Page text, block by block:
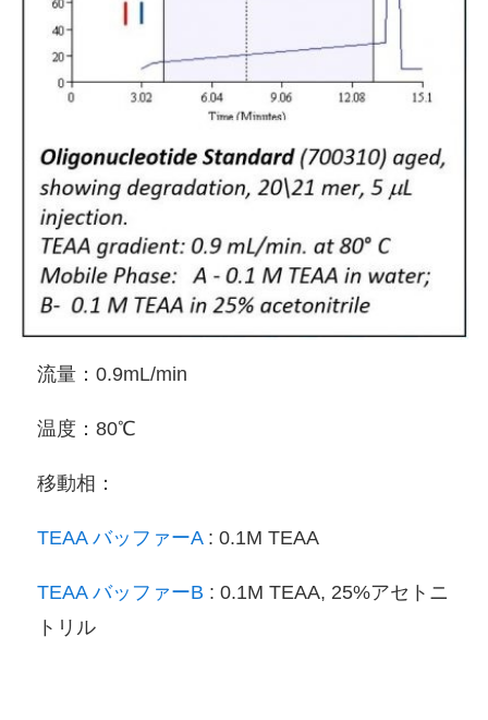
流量：0.9mL/min
温度：80℃
移動相：
TEAA バッファーA: 0.1M TEAA
TEAA バッファーB : 0.1M TEAA, 25%アセトニ
トリル